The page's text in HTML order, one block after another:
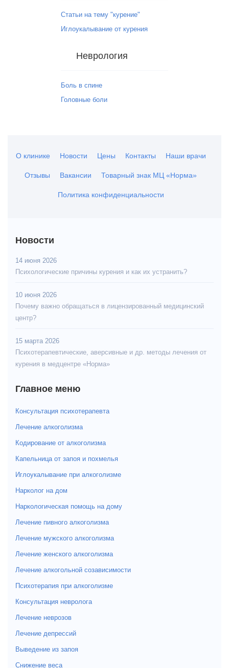
Статьи на тему "курение"
Иглоукалывание от курения
Неврология
Боль в спине
Головные боли
О клинике Новости Цены Контакты Наши врачи
Отзывы Вакансии Товарный знак МЦ «Норма»
Политика конфиденциальности
Новости
14 июня 2026
Психологические причины курения и как их устранить?
10 июня 2026
Почему важно обращаться в лицензированный медицинский
центр?
15 марта 2026
Психотерапевтические, аверсивные и др. методы лечения от
курения в медцентре «Норма»
Главное меню
Консультация психотерапевта
Лечение алкоголизма
Кодирование от алкоголизма
Капельница от запоя и похмелья
Иглоукалывание при алкоголизме
Нарколог на дом
Наркологическая помощь на дому
Лечение пивного алкоголизма
Лечение мужского алкоголизма
Лечение женского алкоголизма
Лечение алкогольной созависимости
Психотерапия при алкоголизме
Консультация невролога
Лечение неврозов
Лечение депрессий
Выведение из запоя
Снижение веса